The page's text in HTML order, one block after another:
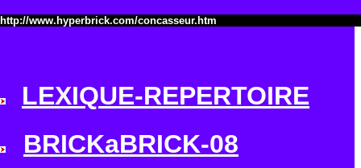
http://www.hyperbrick.com/concasseur.htm
LEXIQUE-REPERTOIRE
BRICKaBRICK-08